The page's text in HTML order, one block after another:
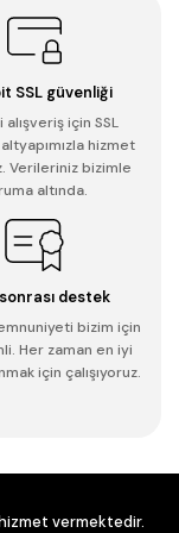
SSL güvenliği
alışveriş için SSL
hizmet
Verileriniz bizimle
altında.
destek
bizim için
Her zaman en iyi
için çalışıyoruz.
vermektedir.